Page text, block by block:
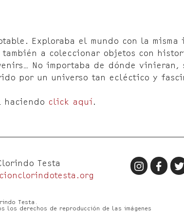
Exploraba el mundo con la misma
a coleccionar objetos con
No importaba de dónde vinieran,
por un universo tan ecléctico y
haciendo click aquí .
Testa
Testa.
los derechos de reproducción de las imágenes